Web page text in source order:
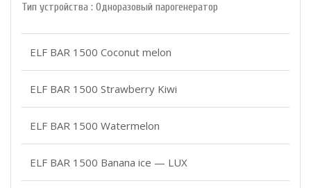
Тип устройства : Одноразовый парогенератор
ELF BAR 1500 Coconut melon
ELF BAR 1500 Strawberry Kiwi
ELF BAR 1500 Watermelon
ELF BAR 1500 Banana ice — LUX